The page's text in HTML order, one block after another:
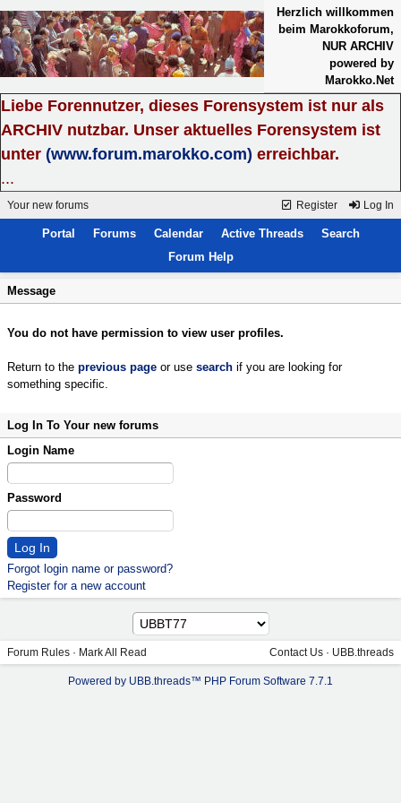
Herzlich willkommen
beim Marokkoforum,
NUR ARCHIV
powered by
Marokko.Net
Liebe Forennutzer, dieses Forensystem ist nur als
ARCHIV nutzbar. Unser aktuelles Forensystem ist
unter (www.forum.marokko.com) erreichbar.
...
Register Log In
Your new forums
Portal Forums Calendar Active Threads
Search
Forum Help
Message
You do not have permission to view user profiles.
Return to the previous page or use search if you are looking for
something specific.
Log In To Your new forums
Login Name
Password
Forgot login name or password?
Register for a new account
Forum Rules · Mark All Read Contact Us · UBB.threads
Powered by UBB.threads™ PHP Forum Software 7.7.1